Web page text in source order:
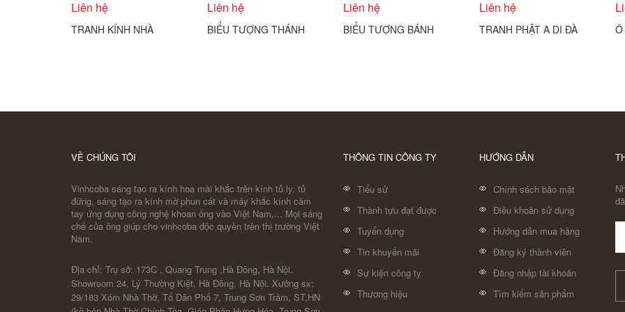
Liên hệ
TRANH KÍNH NHÀ
Liên hệ
BIỂU TƯỢNG THÁNH
Liên hệ
BIỂU TƯỢNG BÁNH
Liên hệ
TRANH PHẬT A DI ĐÀ
VỀ CHÚNG TÔI
Vinhcoba sáng tạo ra kính hoa mài khắc trên kính tủ ly, tủ
đứng, sáng tạo ra kính mờ phun cát và máy khắc kính cầm
tay ứng dụng công nghệ khoan ống vào Việt Nam,... Mọi sáng
chế của ông giúp cho vinhcoba độc quyền trên thị trường Việt
Nam.
Địa chỉ: Trụ sở: 173C , Quang Trung ,Hà Đông, Hà Nội.
Showroom 24, Lý Thường Kiệt, Hà Đông, Hà Nội. Xưởng sx:
29/183 Xóm Nhà Thờ, Tổ Dân Phố 7, Trung Sơn Trầm, ST,HN
THÔNG TIN CÔNG TY
Tiểu sử
Thành tựu đạt được
Tuyển dụng
Tin khuyến mãi
Sự kiện công ty
Thương hiệu
HƯỚNG DẪN
Chính sách bảo mật
Điều khoản sử dụng
Hướng dẫn mua hàng
Đăng ký thành viên
Đăng nhập tài khoản
Tìm kiếm sản phẩm